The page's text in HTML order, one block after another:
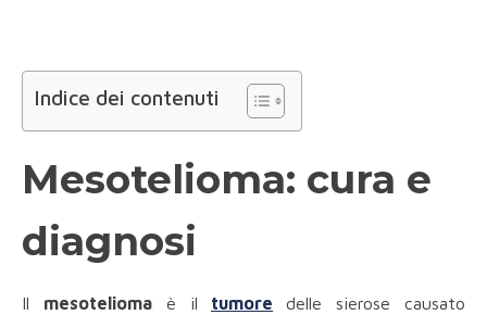
Indice dei contenuti
Mesotelioma: cura e
diagnosi
Il mesotelioma è il tumore
delle sierose causato